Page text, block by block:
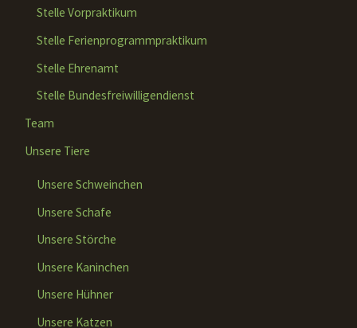
Stelle Vorpraktikum
Stelle Ferienprogrammpraktikum
Stelle Ehrenamt
Stelle Bundesfreiwilligendienst
Team
Unsere Tiere
Unsere Schweinchen
Unsere Schafe
Unsere Störche
Unsere Kaninchen
Unsere Hühner
Unsere Katzen